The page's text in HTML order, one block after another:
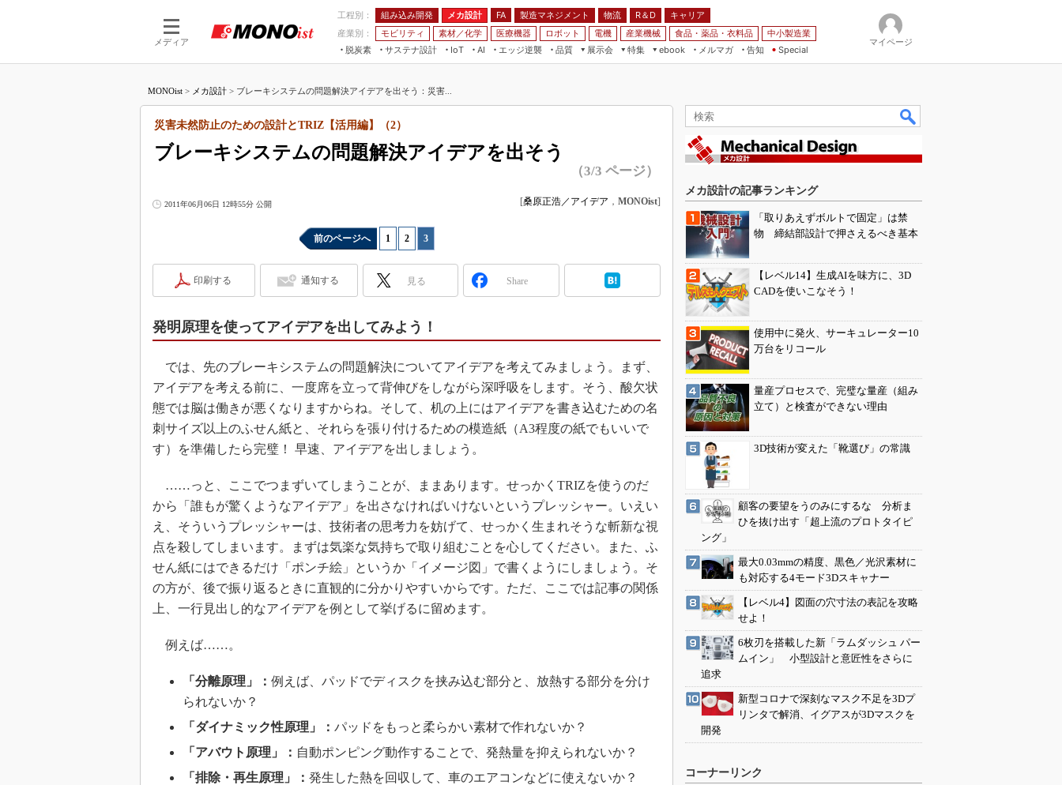
メディア
工程別： 組み込み開発 メカ設計 FA 製造マネジメント 物流 R＆D
キャリア
産業別：
モビリティ 素材／化学 医療機器 ロボット 電機 産業機械 食品・薬品・衣料品
中小製造業
脱炭素
サステナ設計
IoT
つながる工場
つながるサービス
AI
AI×設備保全
Physical AI
エッジ逆襲 品質
展示会
JIMTOF
IIFES
ジャパンモビリティショー
TECHNO-FRONTIER
人テク展
スマート工場EXPO
EdgeTech+
日本ものづくりワールド
産業オープンネット展
特集
フィールドサービス
Windows Embedded
車載ソフト開発
3Dプリンタ
デジタルツインとCAE
S＆OP
インダストリー4.0
イノベーション
製造業ビッグデータ
メイドインジャパン
植物工場
知財マネジメント
グローバル設計・開発
ebook
モビリティ
メルマガ
告知 Special
マイページ
MONOist > メカ設計 > ブレーキシステムの問題解決アイデアを出そう：災害...
ブレーキシステムの問題解決アイデアを出そう
災害未然防止のための設計とTRIZ【活用編】（2）
（3/3 ページ）
2011年06月06日 12時55分 公開 [桑原正浩／アイデア ， MONOist]
前のページへ 1 2 3
印刷する 通知する 見る Share
発明原理を使ってアイデアを出してみよう！
では、先のブレーキシステムの問題解決についてアイデアを考えてみましょう。まず、
アイデアを考える前に、一度席を立って背伸びをしながら深呼吸をします。そう、酸欠状
態では脳は働きが悪くなりますからね。そして、机の上にはアイデアを書き込むための名
刺サイズ以上のふせん紙と、それらを張り付けるための模造紙（A3程度の紙でもいいで
す）を準備したら完璧！ 早速、アイデアを出しましょう。
……っと、ここでつまずいてしまうことが、ままあります。せっかくTRIZを使うのだ
から「誰もが驚くようなアイデア」を出さなければいけないというプレッシャー。いえい
え、そういうプレッシャーは、技術者の思考力を妨げて、せっかく生まれそうな斬新な視
点を殺してしまいます。まずは気楽な気持ちで取り組むことを心してください。また、ふ
せん紙にはできるだけ「ポンチ絵」というか「イメージ図」で書くようにしましょう。そ
の方が、後で振り返るときに直観的に分かりやすいからです。ただ、ここでは記事の関係
上、一行見出し的なアイデアを例として挙げるに留めます。
例えば……。
「分離原理」： 例えば、パッドでディスクを挟み込む部分と、放熱する部分を分け
られないか？
「ダイナミック性原理」： パッドをもっと柔らかい素材で作れないか？
「アバウト原理」： 自動ポンピング動作することで、発熱量を抑えられないか？
「排除・再生原理」： 発生した熱を回収して、車のエアコンなどに使えないか？
メカ設計の記事ランキング
「取りあえずボルトで固定」は禁
物 締結部設計で押さえるべき基本
【レベル14】生成AIを味方に、3D
CADを使いこなそう！
使用中に発火、サーキュレーター10
万台をリコール
量産プロセスで、完璧な量産（組み
立て）と検査ができない理由
3D技術が変えた「靴選び」の常識
顧客の要望をうのみにするな 分析ま
ひを抜け出す「超上流のプロトタイピ
ング」
最大0.03mmの精度、黒色／光沢素材に
も対応する4モード3Dスキャナー
【レベル4】図面の穴寸法の表記を攻略
せよ！
6枚刃を搭載した新「ラムダッシュ パー
ムイン」 小型設計と意匠性をさらに
追求
新型コロナで深刻なマスク不足を3Dプ
リンタで解消、イグアスが3Dマスクを
開発
コーナーリンク